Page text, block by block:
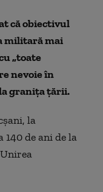
că obiectivul
militară mai
„toate
nevoie în
granița țării.
la
de ani de la